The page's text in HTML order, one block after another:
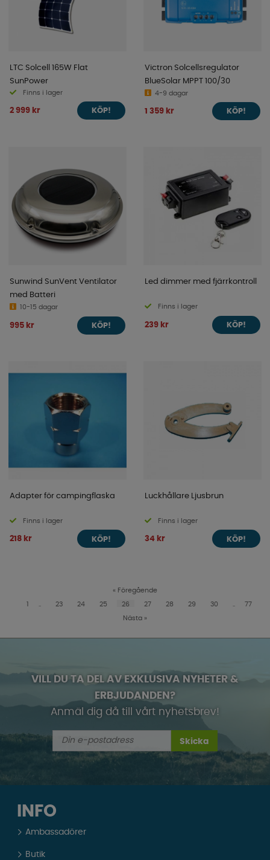
LTC Solcell 165W Flat
SunPower
Finns i lager
2 999 kr KÖP!
Victron Solcellsregulator
BlueSolar MPPT 100/30
4-9 dagar
1 359 kr KÖP!
Sunwind SunVent Ventilator
med Batteri
10-15 dagar
995 kr KÖP!
Led dimmer med fjärrkontroll
Finns i lager
239 kr KÖP!
Adapter för campingflaska
Finns i lager
218 kr KÖP!
Luckhållare Ljusbrun
Finns i lager
34 kr KÖP!
« Föregående
1 23 24 25 26 27 28 29 30 77
Nästa »
VILL DU TA DEL AV EXKLUSIVA NYHETER &
ERBJUDANDEN?
Anmäl dig då till vårt nyhetsbrev!
Skicka
INFO
Ambassadörer
Butik